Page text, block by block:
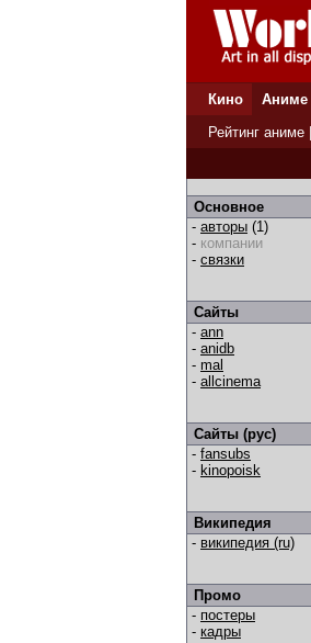
Кино Аниме
Рейтинг аниме
Основное
- авторы (1)
- компании
- связки
Сайты
- ann
- anidb
- mal
- allcinema
Сайты (рус)
- fansubs
- kinopoisk
Википедия
- википедия (ru)
Промо
- постеры
- кадры